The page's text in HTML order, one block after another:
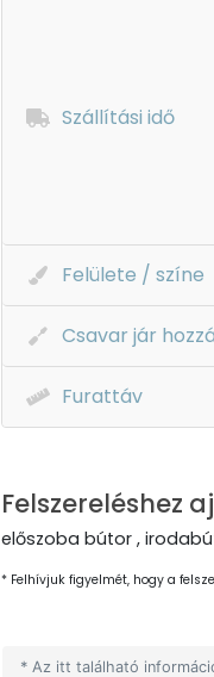
Szállítási idő
Felülete / színe
Csavar jár hozzá
Furattáv
Felszereléshez
előszoba bútor ,
* Felhívjuk figyelmét, hogy a
* Az itt található